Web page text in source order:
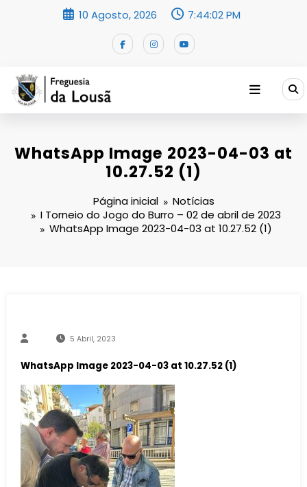
10 Agosto, 2026 7:44:03 PM
WhatsApp Image 2023-04-03 at
10.27.52 (1)
Página inicial
Notícias
I Torneio do Jogo do Burro – 02 de abril de 2023
WhatsApp Image 2023-04-03 at 10.27.52 (1)
5 Abril, 2023
WhatsApp Image 2023-04-03 at 10.27.52 (1)